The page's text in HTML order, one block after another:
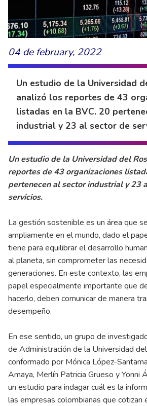
04 de february, 2022
Un estudio de la Universidad
analizó los reportes de 43
listadas en la BVC. 20
industrial y 23 al sector de
Un estudio de la Universidad del
reportes de 43 organizaciones
pertenecen al sector industrial y 23
servicios.
La gestión sostenible es un área que
ampliamente en el mundo, dado el
tiene para equilibrar el desarrollo
al planeta, sin comprometer las
generaciones. En este contexto, las
papel especialmente importante que
hacerlo, deben comunicar de manera
desempeño.
En ese sentido, un grupo de
de Administración de la Universidad
conformado por Mónica López-
Amaya, Merlín Patricia Grueso y Yonni
un estudio para indagar cuál es la
las empresas colombianas que cotizan